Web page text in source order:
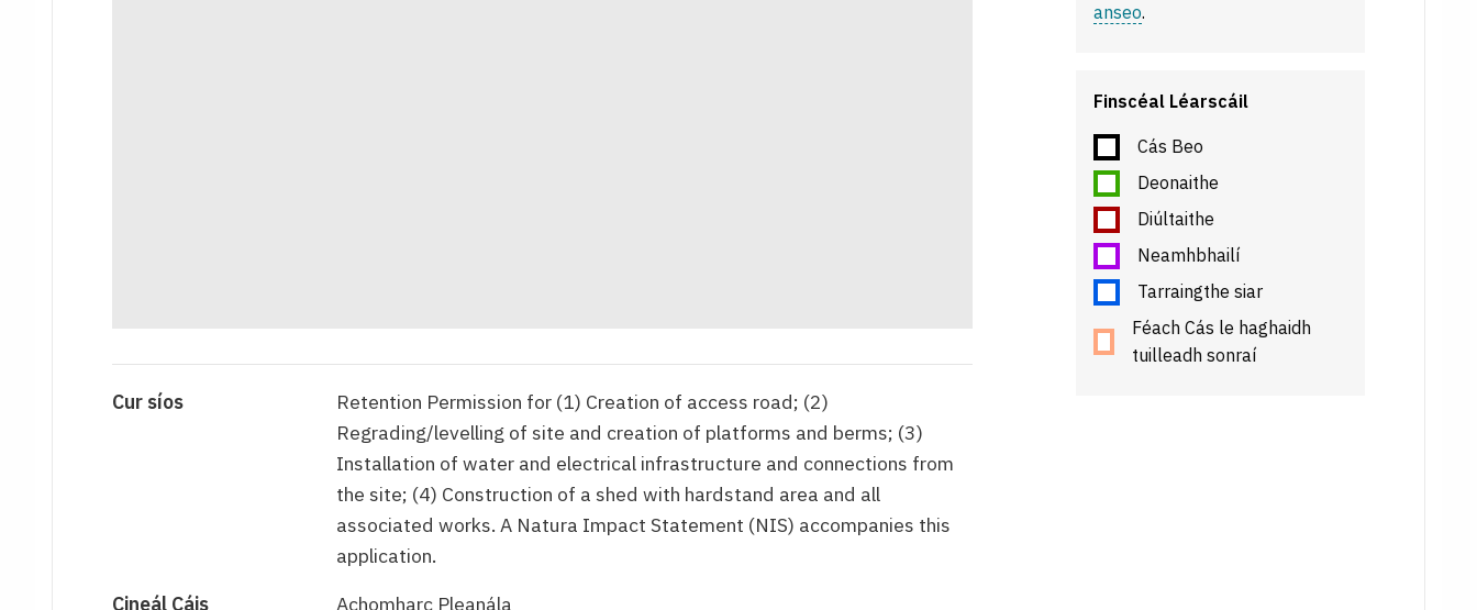
Cur síos
Retention Permission for (1) Creation of access road; (2)
Regrading/levelling of site and creation of platforms and berms; (3)
Installation of water and electrical infrastructure and connections from
the site; (4) Construction of a shed with hardstand area and all
associated works. A Natura Impact Statement (NIS) accompanies this
application.
Cineál Cáis
Achomharc Pleanála
anseo.
Finscéal Léarscáil
Cás Beo
Deonaithe
Diúltaithe
Neamhbhailí
Tarraingthe siar
Féach Cás le haghaidh
tuilleadh sonraí